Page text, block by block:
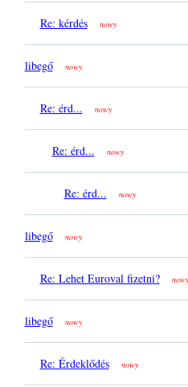
Re: kérdés nowy
libegő nowy
Re: érd... nowy
Re: érd... nowy
Re: érd... nowy
libegő nowy
Re: Lehet Euroval fizetni? nowy
libegő nowy
Re: Érdeklődés nowy